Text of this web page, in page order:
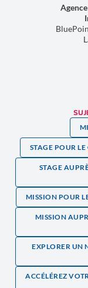
STAGE POUR
STAGE
MISSION POUR
MISSION
EXPLORER UN
ACCÉLÉREZ